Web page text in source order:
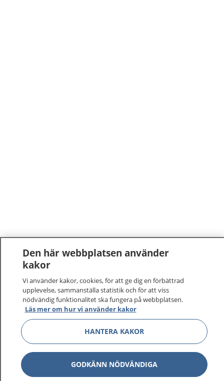
På 1177.se får du råd om hälsa och information om
sjukdomar och vilka mottagningar du kan kontakta.
Logga in för att läsa din journal och göra dina
vårdärenden. Ring telefonnummer 1177 för
sjukvårdsrådgivning dygnet runt.
1177 ger dig råd när du vill må bättre.
Den här webbplatsen använder
kakor
Vi använder kakor, cookies, för att ge dig en förbättrad
upplevelse, sammanställa statistik och för att viss
nödvändig funktionalitet ska fungera på webbplatsen.
Läs mer om hur vi använder kakor
HANTERA KAKOR
GODKÄNN NÖDVÄNDIGA